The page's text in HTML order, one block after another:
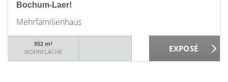
Bochum-Laer!
Mehrfamilienhaus
552 m²
WOHNFLÄCHE